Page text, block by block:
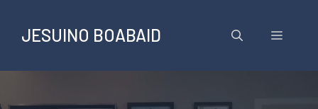
conteúdo
JESUINO BOABAID Menu